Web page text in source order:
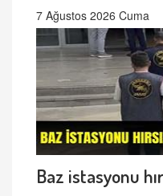
7 Ağustos 2026 Cuma
Baz istasyonu